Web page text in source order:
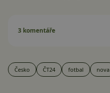
3 komentáře
Česko ČT24 fotbal nova